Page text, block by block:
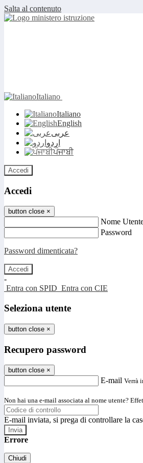
Salta al contenuto
Italiano
Italiano
English
عربى
اردو
ਪੰਜਾਬੀ
Accedi
Accedi
button close ×
Nome
Password
Password dimenticata?
-
Entra con SPID Entra con CIE
Seleziona utente
button close ×
Recupero password
button close ×
E-mail Verrà
Non hai una e-mail associata al nome utente?
E-mail inviata, si prega di controllare la
Errore
Chiudi